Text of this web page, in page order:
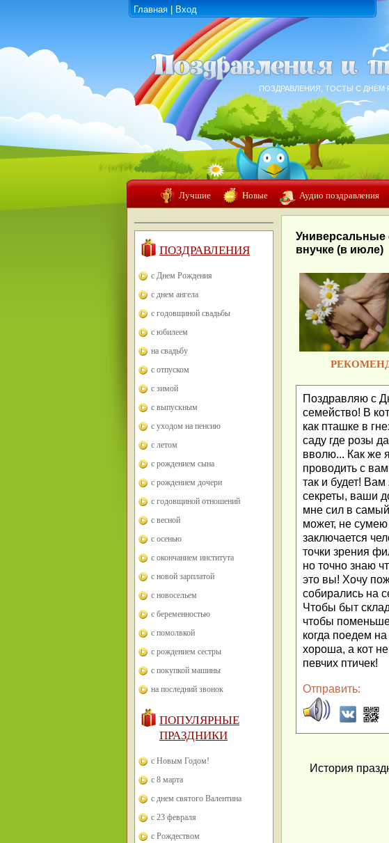
Главная Вход
ПОЗДРАВЛЕНИЯ, ТОСТЫ С
Лучшие Новые Аудио поздравления
ПОЗДРАВЛЕНИЯ
с Днем Рождения
с днем ангела
с годовщиной свадьбы
с юбилеем
на свадьбу
с отпуском
с зимой
с выпускным
с уходом на пенсию
с летом
с рождением сына
с рождением дочери
с годовщиной отношений
с весной
с осенью
с окончанием института
с новой зарплатой
с новосельем
с беременностью
с помолвкой
с рождением сестры
с покупкой машины
на последний звонок
ПОПУЛЯРНЫЕ
ПРАЗДНИКИ
с Новым Годом!
с 8 марта
с днем святого Валентина
с 23 февраля
с Рождеством
Универсальные
внучке (в июле)
Поздравляю с
семейство! В
как пташке в
саду где розы
вволю... Как же
проводить с
так и будет!
секреты, ваши
мне сил в
может, не сумею
заключается
точки зрения
но точно знаю
это вы! Хочу
собирались на
Чтобы быт
чтобы
когда поедем
хороша, а кот
певчих птичек!
Отправить:
История